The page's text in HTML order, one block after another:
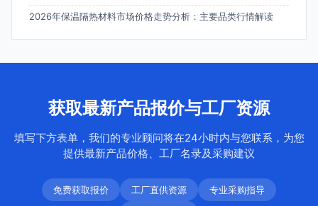
2026年保温隔热材料市场价格走势分析：主要品类行情解读
获取最新产品报价与工厂资源
填写下方表单，我们的专业顾问将在24小时内与您联系，为您
提供最新产品价格、工厂名录及采购建议
免费获取报价 工厂直供资源
专业采购指导